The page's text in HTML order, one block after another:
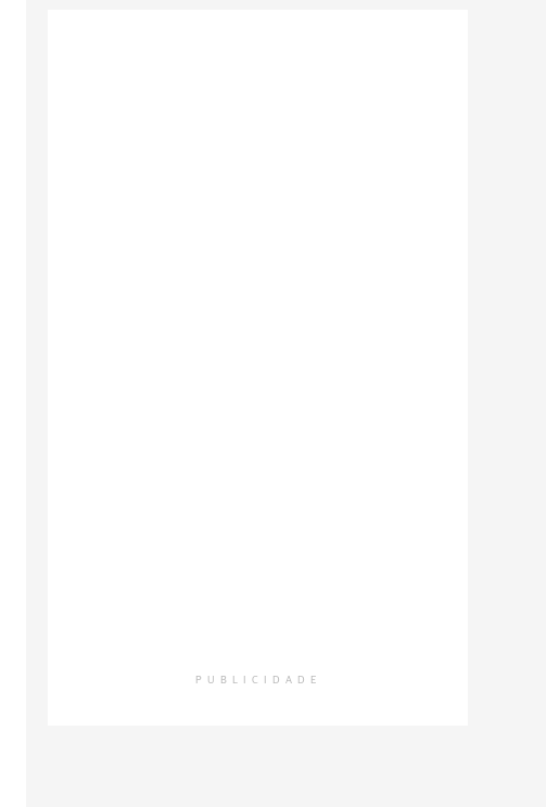
PUBLICIDADE